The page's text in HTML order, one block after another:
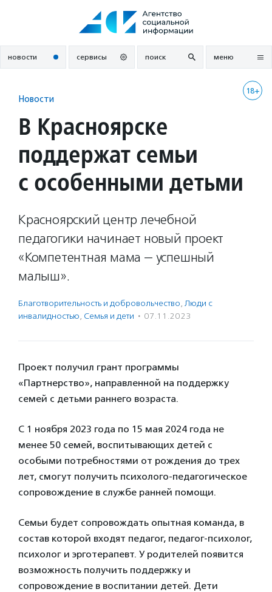
новости сервисы поиск меню
18+
Новости
В Красноярске
поддержат семьи
с особенными детьми
Красноярский центр лечебной
педагогики начинает новый проект
«Компетентная мама — успешный
малыш».
Благотвори­тель­ность и доброволь­чест­во, Люди с
инвалидностью, Семья и дети · 07.11.2023
Проект получил грант программы
«Партнерство», направленной на поддержку
семей с детьми раннего возраста.
С 1 ноября 2023 года по 15 мая 2024 года не
менее 50 семей, воспитывающих детей с
особыми потребностями от рождения до трех
лет, смогут получить психолого-педагогическое
сопровождение в службе ранней помощи.
Семьи будет сопровождать опытная команда, в
состав которой входят педагог, педагог-психолог,
психолог и эрготерапевт. У родителей появится
возможность получить поддержку и
сопровождение в воспитании детей. Дети